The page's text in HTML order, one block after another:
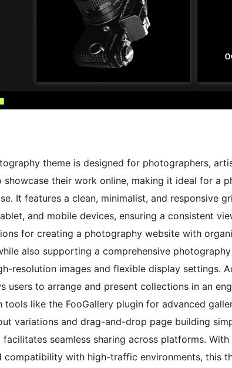
theme is designed for photographers,
showcase their work online, making it ideal for a
It features a clean, minimalist, and responsive
and mobile devices, ensuring a consistent
for creating a photography website with
also supporting a comprehensive
resolution images and flexible display settings.
users to arrange and present collections in an
like the FooGallery plugin for advanced
variations and drag-and-drop page building
seamless sharing across platforms.
compatibility with high-traffic environments, this